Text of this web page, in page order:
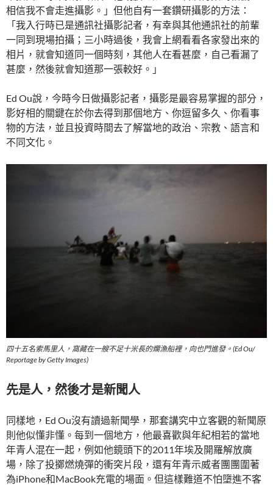
相信我不會走進攝影。」但他自有一套鑽研攝影的方法：
「我入行時已是通訊社攝影記者，有幸與其他通訊社的前輩
一同到現場拍攝；三小時過後，我會上網看看各家發出來的
相片，就會知道同一個時刻，其他人在看甚麼，自己看漏了
甚麼，然後就會知道那一張較好。」
Ed Ou說，今時今日做攝影記者，攝影是最容易掌握的部分，
影好相的關鍵在於你去得到那個地方、你逗留多久、你看事
物的方法，並且投資時間去了解當地的政治、宗教、語言和
不同文化。
四十五名索馬里人，窩藏在一艘不足十米長的爛漁船裡，向也門進發。(Ed Ou/
Reportage by Getty Images)
先是人，然後才是新聞人
同樣地，Ed Ou沒有讀過新聞學，那套講究中立客觀的新聞原
則他似懂非懂。每到一個地方，他最喜歡與年紀相若的當地
年青人混在一起，例如他鏡頭下的2011年埃及開羅解放廣
場，除了投擲燃燒彈的衝突片段，還有年青示威者團團圍著
為iPhone和MacBook充電的場面。但這樣難道不怕墮進不客